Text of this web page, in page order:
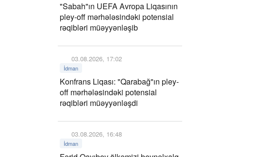
"Sabah"ın UEFA Avropa Liqasının
pley-off mərhələsindəki potensial
rəqibləri müəyyənləşib
03.08.2026, 17:02
İdman
Konfrans Liqası: "Qarabağ"ın pley-
off mərhələsindəki potensial
rəqibləri müəyyənləşdi
03.08.2026, 16:48
İdman